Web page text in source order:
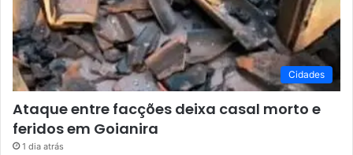
Cidades
Ataque entre facções deixa casal morto e
feridos em Goianira
1 dia atrás